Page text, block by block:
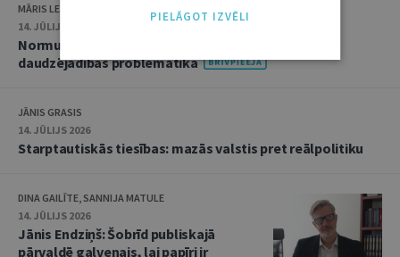
MĀRIS LEJA
14. JŪLIJS 2026
Normu konkurences un noziedzīgu nodarījumu
daudzējādības problemātika
JĀNIS GRASIS
14. JŪLIJS 2026
Starptautiskās tiesības: mazās valstis pret reālpolitiku
DINA GAILĪTE, SANNIJA MATULE
14. JŪLIJS 2026
Jānis Endziņš: Šobrīd publiskajā
pārvaldē galvenais, lai papīri ir
PIELĀGOT IZVĒLI